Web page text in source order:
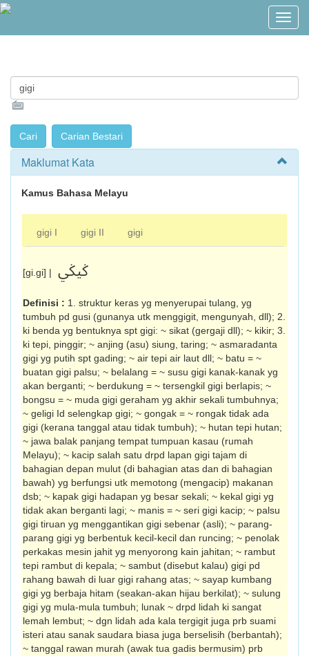
Maklumat Kata
Kamus Bahasa Melayu
gigi I gigi II gigi
[gi.gi] | ݢيݢي
Definisi : 1. struktur keras yg menyerupai tulang, yg
tumbuh pd gusi (gunanya utk menggigit, mengunyah, dll); 2.
ki benda yg bentuknya spt gigi: ~ sikat (gergaji dll); ~ kikir; 3.
ki tepi, pinggir; ~ anjing (asu) siung, taring; ~ asmaradanta
gigi yg putih spt gading; ~ air tepi air laut dll; ~ batu = ~
buatan gigi palsu; ~ belalang = ~ susu gigi kanak-kanak yg
akan berganti; ~ berdukung = ~ tersengkil gigi berlapis; ~
bongsu = ~ muda gigi geraham yg akhir sekali tumbuhnya;
~ geligi Id selengkap gigi; ~ gongak = ~ rongak tidak ada
gigi (kerana tanggal atau tidak tumbuh); ~ hutan tepi hutan;
~ jawa balak panjang tempat tumpuan kasau (rumah
Melayu); ~ kacip salah satu drpd lapan gigi tajam di
bahagian depan mulut (di bahagian atas dan di bahagian
bawah) yg berfungsi utk memotong (mengacip) makanan
dsb; ~ kapak gigi hadapan yg besar sekali; ~ kekal gigi yg
tidak akan berganti lagi; ~ manis = ~ seri gigi kacip; ~ palsu
gigi tiruan yg menggantikan gigi sebenar (asli); ~ parang-
parang gigi yg berbentuk kecil-kecil dan runcing; ~ penolak
perkakas mesin jahit yg menyorong kain jahitan; ~ rambut
tepi rambut di kepala; ~ sambut (disebut kalau) gigi pd
rahang bawah di luar gigi rahang atas; ~ sayap kumbang
gigi yg berbaja hitam (seakan-akan hijau berkilat); ~ sulung
gigi yg mula-mula tumbuh; lunak ~ drpd lidah ki sangat
lemah lembut; ~ dgn lidah ada kala tergigit juga prb suami
isteri atau sanak saudara biasa juga berselisih (berbantah);
~ tanggal rawan murah (awak tua gadis bermusim) prb